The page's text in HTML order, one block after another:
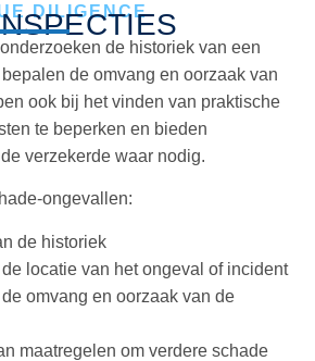
DILIGENCE
de historiek van een
de omvang en oorzaak van
ook bij het vinden van praktische
te beperken en bieden
verzekerde waar nodig.
de historiek
de locatie van het ongeval of incident
omvang en oorzaak van de
maatregelen om verdere schade